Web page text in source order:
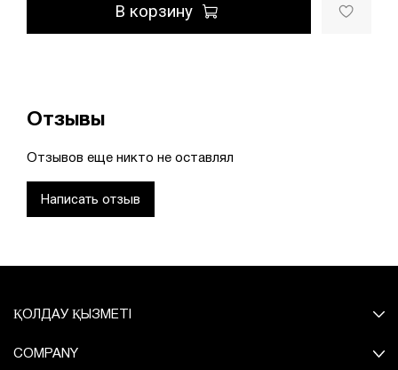
В корзину
Отзывы
Отзывов еще никто не оставлял
Написать отзыв
ҚОЛДАУ ҚЫЗМЕТІ
COMPANY